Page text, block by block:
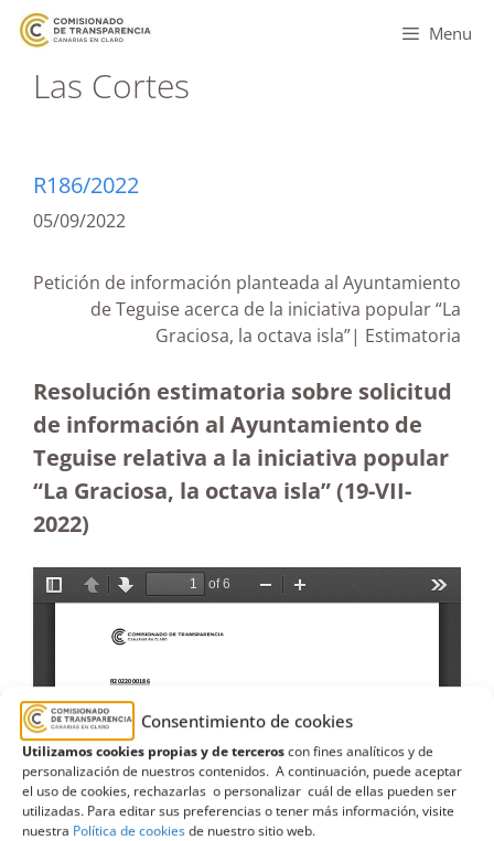
Consentimiento de cookies
Utilizamos cookies propias y de terceroscon fines analíticos y de
personalización de nuestros contenidos. A continuación, puede aceptar
el uso de cookies, rechazarlas o personalizar cuál de ellas pueden ser
utilizadas. Para editar sus preferencias o tener más información, visite
nuestra Política de cookiesde nuestro sitio web.
Menu
Las Cortes
R186/2022
05/09/2022
Petición de información planteada al Ayuntamiento
de Teguise acerca de la iniciativa popular “La
Graciosa, la octava isla”| Estimatoria
Resolución estimatoria sobre solicitud
de información al Ayuntamiento de
Teguise relativa a la iniciativa popular
“La Graciosa, la octava isla” (19-VII-
2022)